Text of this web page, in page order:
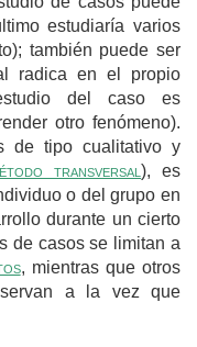
estudiaría varios
también puede ser
radica en el propio
del caso es
otro fenómeno).
de tipo cualitativo y
transversal), es
o del grupo en
durante un cierto
de casos se limitan a
, mientras que otros
a la vez que